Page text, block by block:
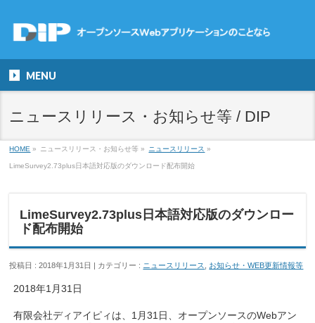
MENU
ニュースリリース・お知らせ等 / DIP
HOME » ニュースリリース・お知らせ等 » ニュースリリース »
LimeSurvey2.73plus日本語対応版のダウンロード配布開始
LimeSurvey2.73plus日本語対応版のダウンロー
ド配布開始
投稿日 : 2018年1月31日 カテゴリー : ニュースリリース お知らせ・WEB更新情報等
2018年1月31日
有限会社ディアイピィは、1月31日、オープンソースのWebアン